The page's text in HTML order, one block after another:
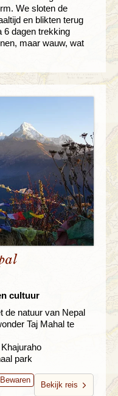
We sloten de
en blikten terug
6 dagen trekking
maar wauw, wat
cultuur
de natuur van Nepal
Taj Mahal te
park
Bewaren
Bekijk reis